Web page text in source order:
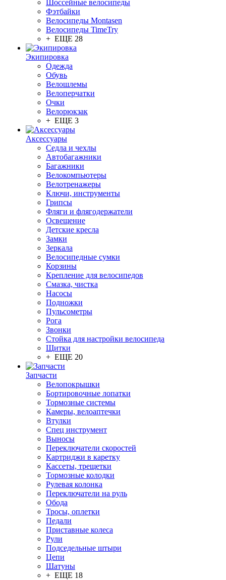
Шоссейные велосипеды
Фэтбайки
Велосипеды Montasen
Велосипеды TimeTry
+ ЕЩЕ 28
Экипировка
Одежда
Обувь
Велошлемы
Велоперчатки
Очки
Велорюкзак
+ ЕЩЕ 3
Аксессуары
Седла и чехлы
Автобагажники
Багажники
Велокомпьютеры
Велотренажеры
Ключи, инструменты
Грипсы
Фляги и флягодержатели
Освещение
Детские кресла
Замки
Зеркала
Велосипедные сумки
Корзины
Крепление для велосипедов
Смазка, чистка
Насосы
Подножки
Пульсометры
Рога
Звонки
Стойка для настройки велосипеда
Щитки
+ ЕЩЕ 20
Запчасти
Велопокрышки
Бортировочные лопатки
Тормозные системы
Камеры, велоаптечки
Втулки
Спец инструмент
Выносы
Переключатели скоростей
Картриджи в каретку
Кассеты, трещетки
Тормозные колодки
Рулевая колонка
Переключатели на руль
Обода
Тросы, оплетки
Педали
Приставные колеса
Рули
Подседельные штыри
Цепи
Шатуны
+ ЕЩЕ 18